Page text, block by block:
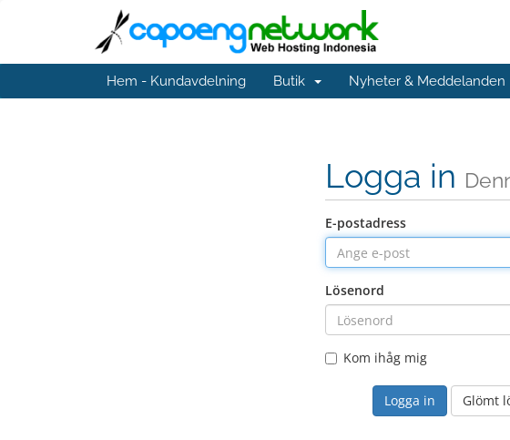
Hem - Kundavdelning Butik Nyheter & Meddelanden
Logga in
E-postadress
Lösenord
Kom ihåg mig
Glömt